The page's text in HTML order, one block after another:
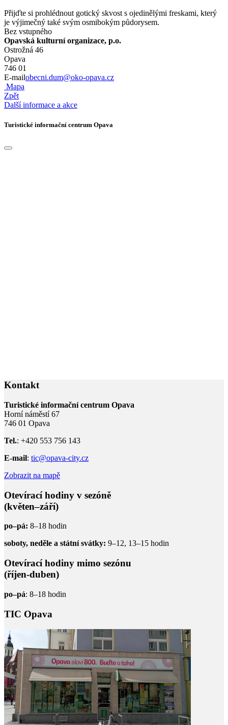
Přijďte si prohlédnout gotický skvost s ojedinělými freskami, který
je výjimečný také svým osmibokým půdorysem.
Bez vstupného
Opavská kulturní organizace, p.o.
Ostrožná 46
Opava
746 01
E-mailobecni.dum@oko-opava.cz
Mapa
Zpět
Další informace a akce
Turistické informační centrum Opava
Kontakt
Turistické informační centrum Opava
Horní náměstí 67
746 01 Opava
Tel.: +420 553 756 143
E-mail: tic@opava-city.cz
Zobrazit na mapě
Otevírací hodiny v sezóně
(květen–září)
po–pá: 8–18 hodin
soboty, neděle a státní svátky: 9–12, 13–15 hodin
Otevírací hodiny mimo sezónu
(říjen-duben)
po–pá: 8–18 hodin
TIC Opava